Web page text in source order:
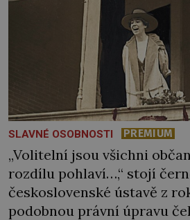
SLAVNÉ OSOBNOSTI PREMIUM
„Volitelní jsou všichni
rozdílu pohlaví…,“ stojí
československé ústavě z
podobnou právní úpravu